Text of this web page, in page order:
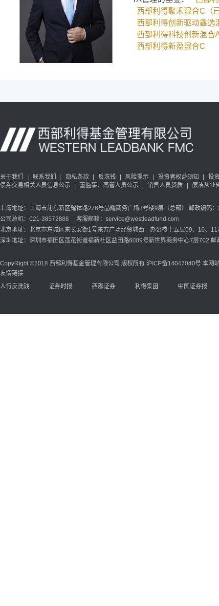
西部利得聚禾混合C（
西部利得创新驱动鑫选
西部利得科技创新混合
西部利得新盈混合C
关于我们 联系我们 隐私条款 反洗钱 风险提示 投资者权益须知
投
债券交易相关人员信息公示
董监事、高管人员公示 销售人员资质 廉洁从业
上海地址：上海市浦东新区耀体路276号晶耀商务广场3号楼9层（总部） 邮政编码
公司总机：021-38572888 客服邮箱：service@westleadfund.com
北京地址：北京市东城区东长安街1号东方广场经贸城西一办公楼十五层09、10、
深圳地址：深圳市福田区莲花街道福新社区益田路6009号新世界商务中心7层702
CopyRight ©2018 西部利得基金管理有限公司 版权所有 沪ICP备14047040号 本网
友情链接
人行反洗钱
证券时报 西部证券 利得集团 中国证券报